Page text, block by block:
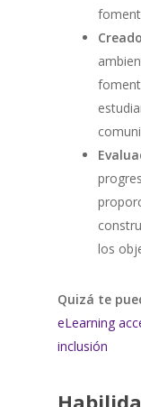
los
Quizá te
eLearning
inclusión